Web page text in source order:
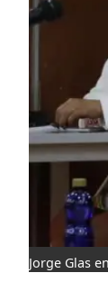
Jorge Glas